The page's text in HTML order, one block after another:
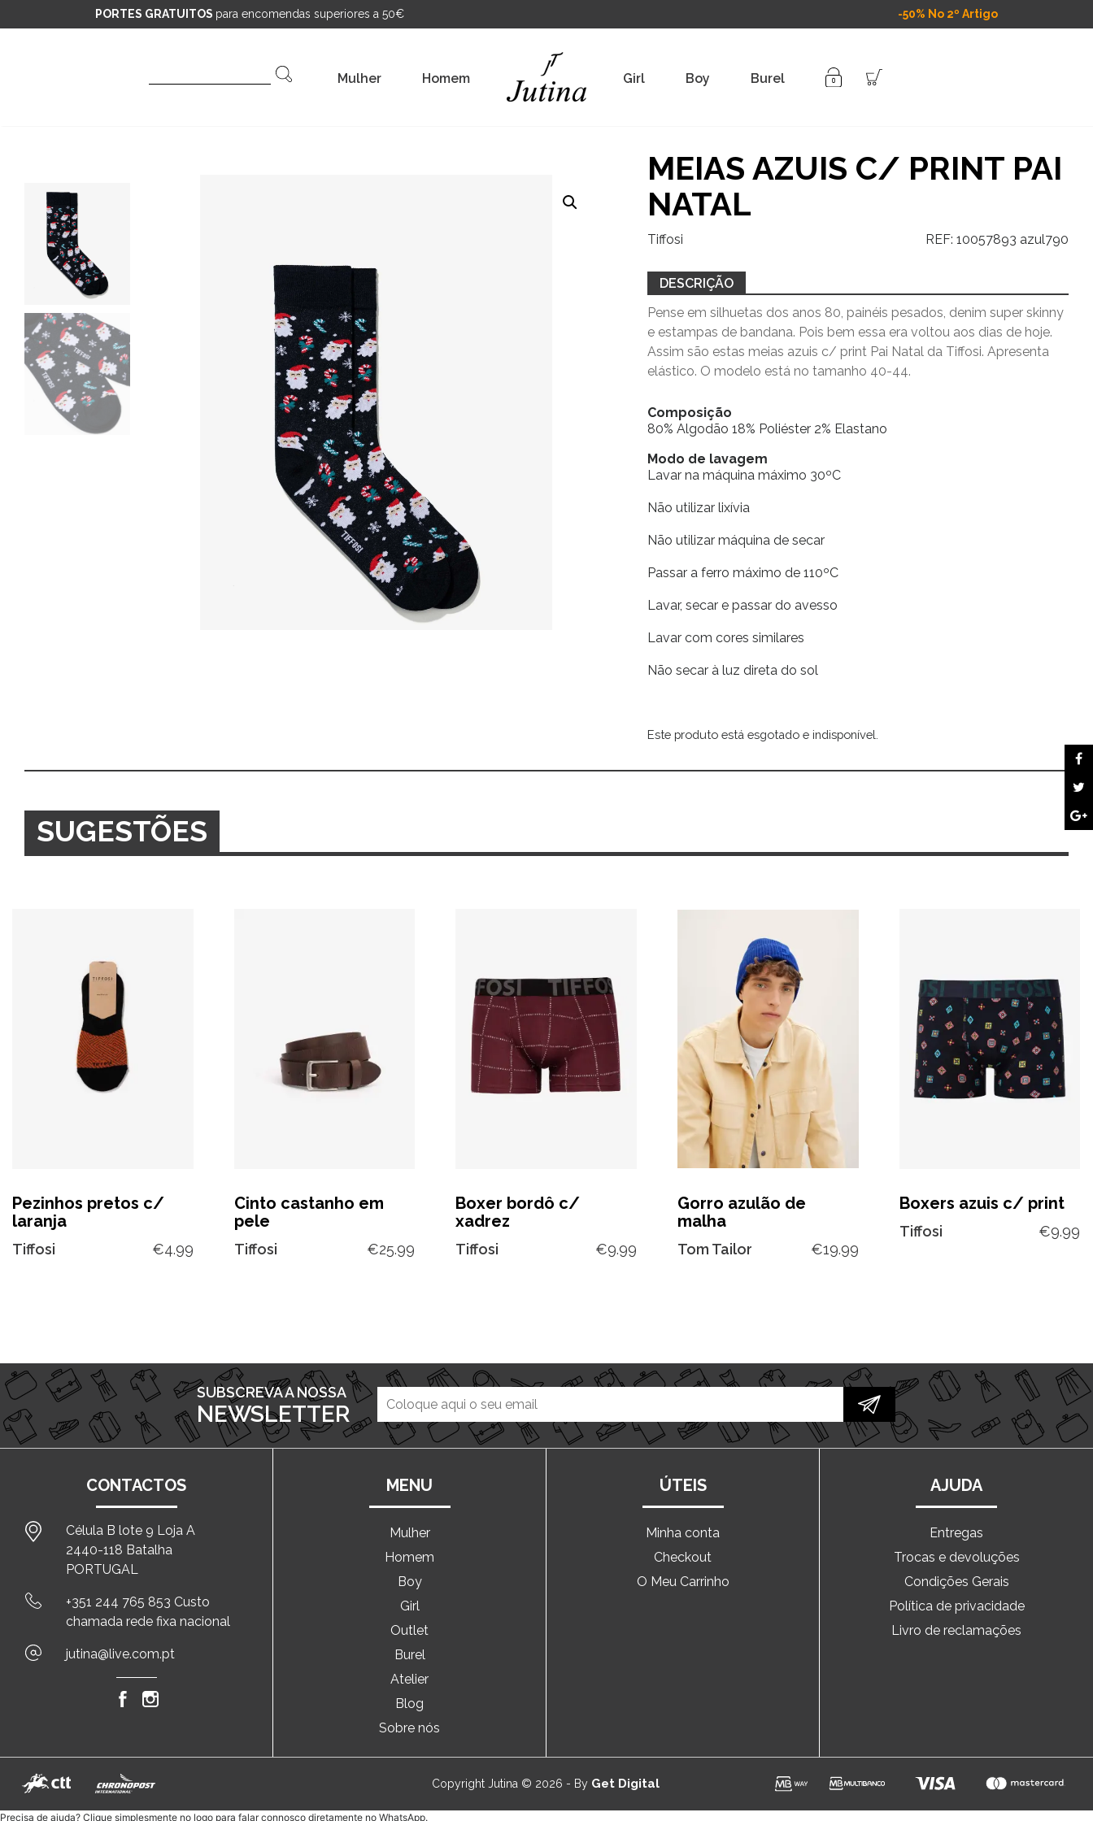
PORTES GRATUITOS para encomendas superiores a 50€ -50% No 2º Artigo
Mulher Homem Girl Boy Burel
MEIAS AZUIS C/ PRINT PAI
NATAL
Tiffosi REF: 10057893 azul790
DESCRIÇÃO
Pense em silhuetas dos anos 80, painéis pesados, denim super skinny
e estampas de bandana. Pois bem essa era voltou aos dias de hoje.
Assim são estas meias azuis c/ print Pai Natal da Tiffosi. Apresenta
elástico. O modelo está no tamanho 40-44.
Composição
80% Algodão 18% Poliéster 2% Elastano
Modo de lavagem
Lavar na máquina máximo 30ºC
Não utilizar lixívia
Não utilizar máquina de secar
Passar a ferro máximo de 110ºC
Lavar, secar e passar do avesso
Lavar com cores similares
Não secar à luz direta do sol
Este produto está esgotado e indisponível.
Alternative:
SUGESTÕES
Pezinhos pretos c/
laranja
Tiffosi €4.99
Cinto castanho em
pele
Tiffosi €25.99
Boxer bordô c/
xadrez
Tiffosi €9.99
Gorro azulão de
malha
Tom Tailor €19.99
Boxers azuis c/ print
Tiffosi €9.99
SUBSCREVA A NOSSA
NEWSLETTER
CONTACTOS
Célula B lote 9 Loja A
2440-118 Batalha
PORTUGAL
+351 244 765 853 Custo
chamada rede fixa nacional
jutina@live.com.pt
MENU
Mulher
Homem
Boy
Girl
Outlet
Burel
Atelier
Blog
Sobre nós
ÚTEIS
Minha conta
Checkout
O Meu Carrinho
AJUDA
Entregas
Trocas e devoluções
Condições Gerais
Política de privacidade
Livro de reclamações
Copyright Jutina © 2026 - By Get Digital
Precisa de ajuda? Clique simplesmente no logo para falar connosco diretamente no WhatsApp.